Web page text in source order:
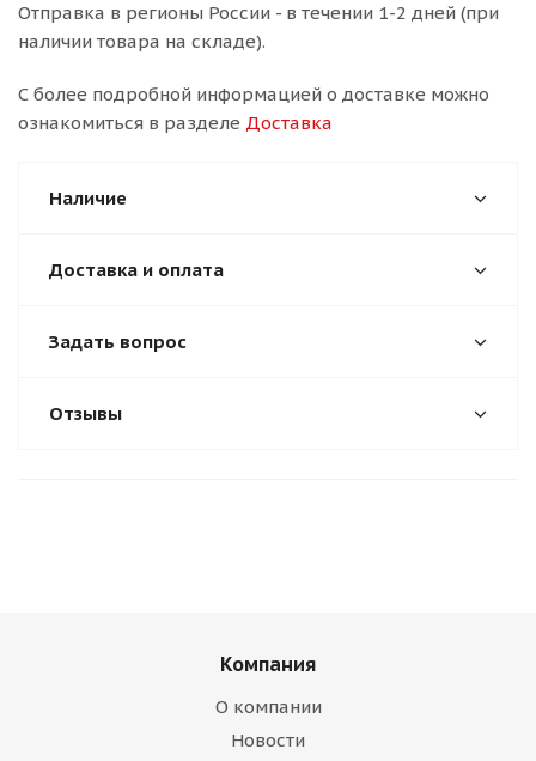
Отправка в регионы России - в течении 1-2 дней (при
наличии товара на складе).
С более подробной информацией о доставке можно
ознакомиться в разделе Доставка
Наличие
Доставка и оплата
Задать вопрос
Отзывы
Компания
О компании
Новости